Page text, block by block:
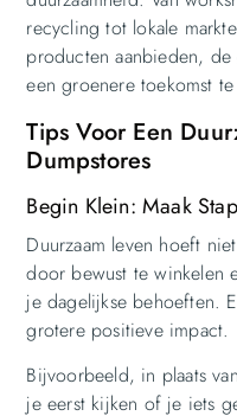
recycling tot lokale
producten aanbieden, de
een groenere toekomst
Tips Voor Een
Dumpstores
Begin Klein: Maak
Duurzaam leven hoeft
door bewust te winkelen
je dagelijkse behoeften.
grotere positieve impact.
Bijvoorbeeld, in plaats
je eerst kijken of je iets